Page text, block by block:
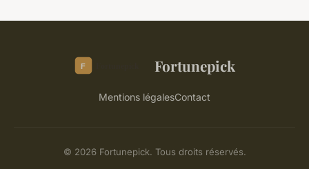
Fortunepick
Mentions légalesContact
© 2026 Fortunepick. Tous droits réservés.